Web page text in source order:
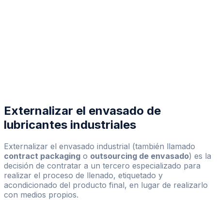
Externalizar el envasado de
lubricantes industriales
Externalizar el envasado industrial (también llamado
contract packaging o outsourcing de envasado) es la
decisión de contratar a un tercero especializado para
realizar el proceso de llenado, etiquetado y
acondicionado del producto final, en lugar de realizarlo
con medios propios.